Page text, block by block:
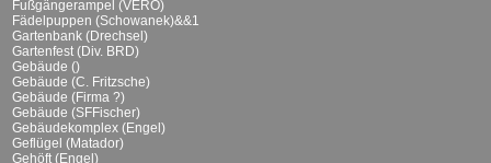
Fußgängerampel (VERO)
Fädelpuppen (Schowanek)&&1
Gartenbank (Drechsel)
Gartenfest (Div. BRD)
Gebäude ()
Gebäude (C. Fritzsche)
Gebäude (Firma ?)
Gebäude (SFFischer)
Gebäudekomplex (Engel)
Geflügel (Matador)
Gehöft (Engel)